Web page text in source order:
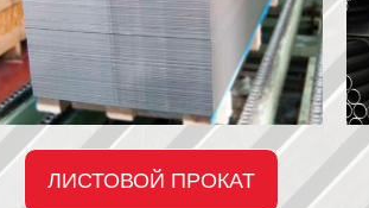
ЛИСТОВОЙ ПРОКАТ